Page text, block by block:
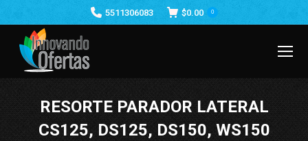
5511306083 $0.00 0
RESORTE PARADOR LATERAL
CS125, DS125, DS150, WS150